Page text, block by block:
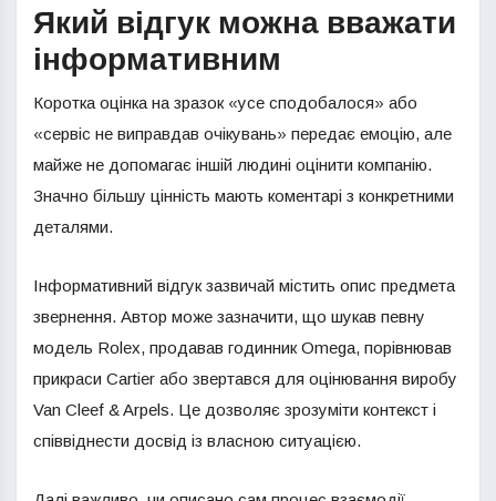
Який відгук можна вважати
інформативним
Коротка оцінка на зразок «усе сподобалося» або
«сервіс не виправдав очікувань» передає емоцію, але
майже не допомагає іншій людині оцінити компанію.
Значно більшу цінність мають коментарі з конкретними
деталями.
Інформативний відгук зазвичай містить опис предмета
звернення. Автор може зазначити, що шукав певну
модель Rolex, продавав годинник Omega, порівнював
прикраси Cartier або звертався для оцінювання виробу
Van Cleef & Arpels. Це дозволяє зрозуміти контекст і
співвіднести досвід із власною ситуацією.